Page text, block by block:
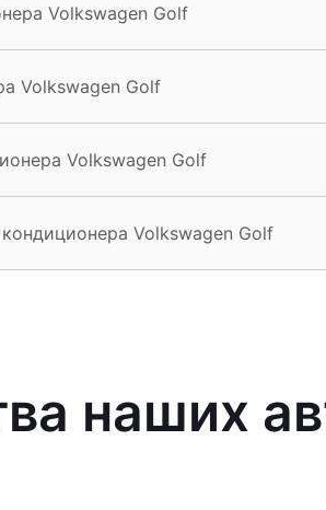
Volkswagen Golf
Volkswagen Golf
Volkswagen Golf
Volkswagen Golf
наших